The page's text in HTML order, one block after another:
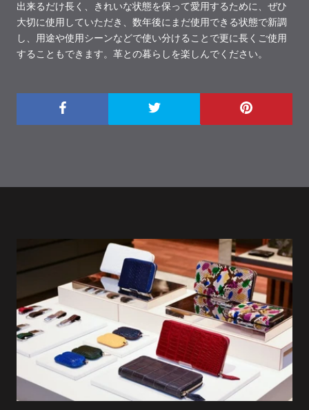
出来るだけ長く、きれいな状態を保って愛用するために、ぜひ
大切に使用していただき、数年後にまだ使用できる状態で新調
し、用途や使用シーンなどで使い分けることで更に長くご使用
することもできます。革との暮らしを楽しんでください。